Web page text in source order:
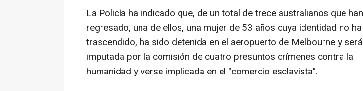
La Policía ha indicado que, de un total de trece australianos que han
regresado, una de ellos, una mujer de 53 años cuya identidad no ha
trascendido, ha sido detenida en el aeropuerto de Melbourne y será
imputada por la comisión de cuatro presuntos crímenes contra la
humanidad y verse implicada en el "comercio esclavista".